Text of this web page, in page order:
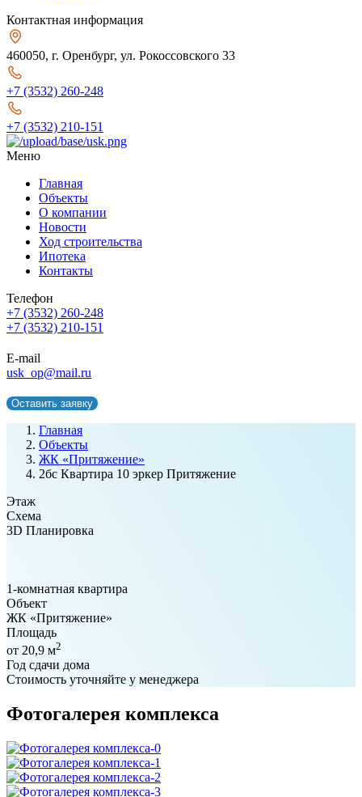
Контактная информация
460050, г. Оренбург, ул. Рокоссовского 33
+7 (3532) 260-248
+7 (3532) 210-151
Меню
Главная
Объекты
О компании
Новости
Ход строительства
Ипотека
Контакты
Телефон
+7 (3532) 260-248
+7 (3532) 210-151
E-mail
usk_op@mail.ru
Оставить заявку
Главная
Объекты
ЖК «Притяжение»
2бс Квартира 10 эркер Притяжение
Этаж
Схема
3D Планировка
1-комнатная квартира
Объект
ЖК «Притяжение»
Площадь
от 20,9 м2
Год сдачи дома
Стоимость уточняйте у менеджера
Фотогалерея комплекса